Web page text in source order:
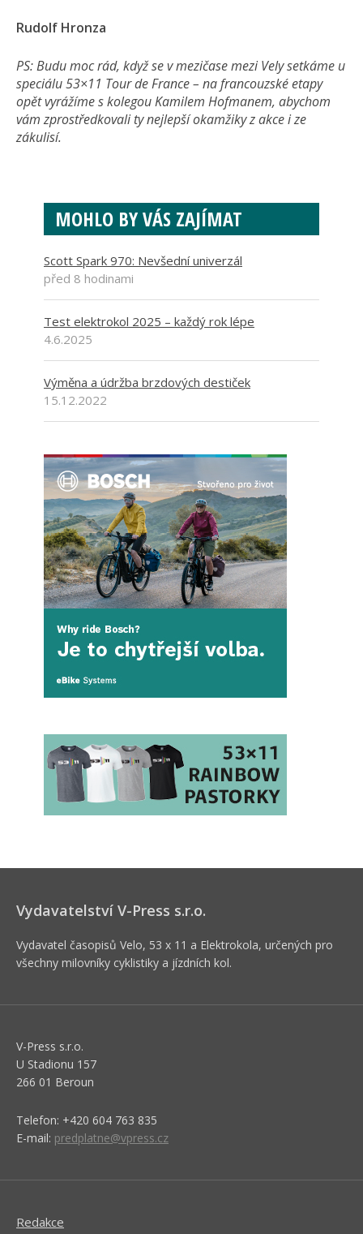
Rudolf Hronza
PS: Budu moc rád, když se v mezičase mezi Vely setkáme u
speciálu 53×11 Tour de France – na francouzské etapy
opět vyrážíme s kolegou Kamilem Hofmanem, abychom
vám zprostředkovali ty nejlepší okamžiky z akce i ze
zákulisí.
MOHLO BY VÁS ZAJÍMAT
Scott Spark 970: Nevšední univerzál
před 8 hodinami
Test elektrokol 2025 – každý rok lépe
4.6.2025
Výměna a údržba brzdových destiček
15.12.2022
Vydavatelství V-Press s.r.o.
Vydavatel časopisů Velo, 53 x 11 a Elektrokola, určených pro
všechny milovníky cyklistiky a jízdních kol.
V-Press s.r.o.
U Stadionu 157
266 01 Beroun
Telefon: +420 604 763 835
E-mail: predplatne@vpress.cz
Redakce